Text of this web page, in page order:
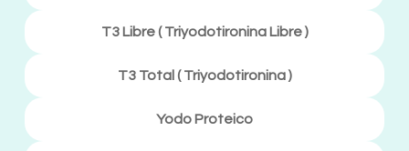
T3 Libre ( Triyodotironina Libre )
T3 Total ( Triyodotironina )
Yodo Proteico